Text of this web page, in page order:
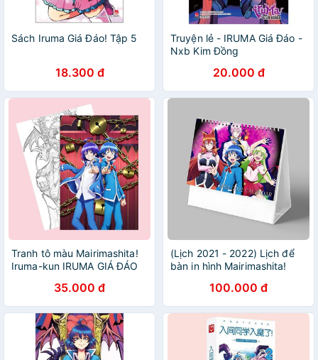
Sách Iruma Giá Đáo! Tập 5
18.300 đ
Truyện lẻ - IRUMA Giá Đáo -
Nxb Kim Đồng
20.000 đ
Tranh tô màu Mairimashita!
Iruma-kun IRUMA GIÁ ĐÁO
xắn anime chibi
35.000 đ
(Lịch 2021 - 2022) Lịch để
bàn in hình Mairimashita!
anime chibi CHỮ NHẬT
NGANG
100.000 đ